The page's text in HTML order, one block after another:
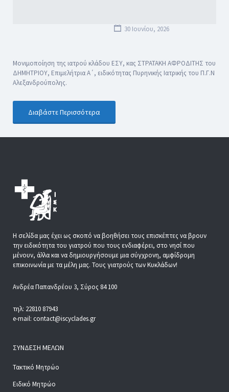
30 Ιουνίου, 2026
Μονιμοποίηση της ιατρού κλάδου ΕΣΥ, κας ΣΤΡΑΤΑΚΗ ΑΦΡΟΔΙΤΗΣ του
ΔΗΜΗΤΡΙΟΥ, Επιμελήτρια Α΄, ειδικότητας Πυρηνικής Ιατρικής του Π.Γ.Ν
Αλεξανδρούπολης.
Διαβάστε Περισσότερα
Η σελίδα μας έχει ως σκοπό να βοηθήσει τους επισκέπτες να βρουν
την ειδικότητα του γιατρού που τους ενδιαφέρει, στο νησί που
μένουν, άλλα και να δημιουργήσουμε μια σύγχρονη, αμφίδρομη
επικοινωνία με τα μέλη μας. Τους γιατρούς των Κυκλάδων!
Ανδρέα Παπανδρέου 3, Σύρος 84 100
τηλ: 22810 87943
e-mail: contact@iscyclades.gr
ΣΎΝΔΕΣΗ ΜΕΛΏΝ
Τακτικό Μητρώο
Ειδικό Μητρώο